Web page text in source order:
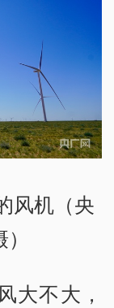
风机（央
大不大，